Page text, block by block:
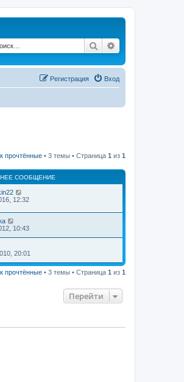
Поиск
Вход
Регистрация
прочтённые • 3 темы • Страница 1 из 1
СООБЩЕНИЕ
12:32
10:43
20:01
прочтённые • 3 темы • Страница 1 из 1
Перейти